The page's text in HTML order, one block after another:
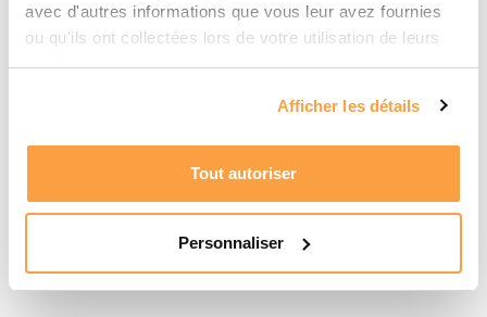
avec d'autres informations que vous leur avez fournies
ou qu'ils ont collectées lors de votre utilisation de leurs
services.
Afficher les détails
Tout autoriser
Personnaliser